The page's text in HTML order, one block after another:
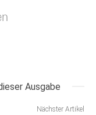
Ausgabe
Nächster Artikel